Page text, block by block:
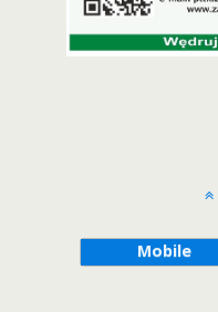
Mobile